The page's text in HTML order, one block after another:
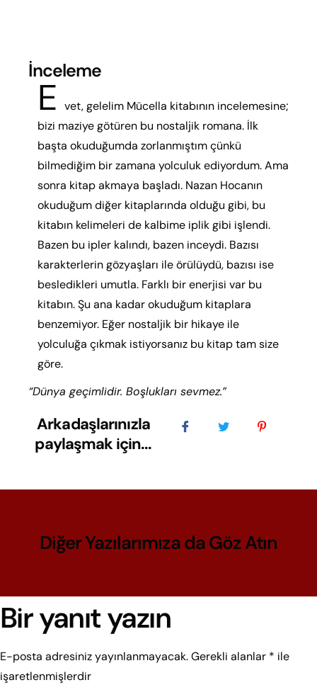
İnceleme
E vet, gelelim Mücella kitabının incelemesine;
bizi maziye götüren bu nostaljik romana. İlk
başta okuduğumda zorlanmıştım çünkü
bilmediğim bir zamana yolculuk ediyordum. Ama
sonra kitap akmaya başladı. Nazan Hocanın
okuduğum diğer kitaplarında olduğu gibi, bu
kitabın kelimeleri de kalbime iplik gibi işlendi.
Bazen bu ipler kalındı, bazen inceydi. Bazısı
karakterlerin gözyaşları ile örülüydü, bazısı ise
besledikleri umutla. Farklı bir enerjisi var bu
kitabın. Şu ana kadar okuduğum kitaplara
benzemiyor. Eğer nostaljik bir hikaye ile
yolculuğa çıkmak istiyorsanız bu kitap tam size
göre.
“Dünya geçimlidir. Boşlukları sevmez.”
Arkadaşlarınızla
paylaşmak için...​
Diğer Yazılarımıza da Göz Atın​
Bir yanıt yazın
E-posta adresiniz yayınlanmayacak.Gerekli alanlar * ile
işaretlenmişlerdir